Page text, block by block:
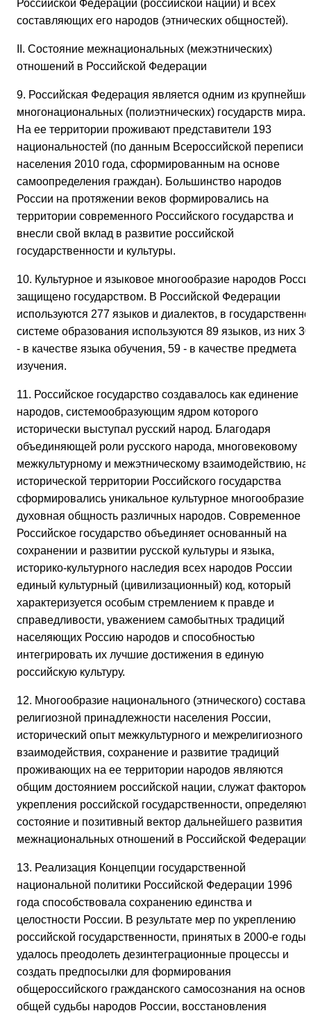
Российской Федерации (российской нации) и всех
составляющих его народов (этнических общностей).
II. Состояние межнациональных (межэтнических)
отношений в Российской Федерации
9. Российская Федерация является одним из
многонациональных (полиэтнических) государств мира.
На ее территории проживают представители 193
национальностей (по данным Всероссийской переписи
населения 2010 года, сформированным на основе
самоопределения граждан). Большинство народов
России на протяжении веков формировались на
территории современного Российского государства и
внесли свой вклад в развитие российской
государственности и культуры.
10. Культурное и языковое многообразие народов
защищено государством. В Российской Федерации
используются 277 языков и диалектов, в
системе образования используются 89 языков, из них 30
- в качестве языка обучения, 59 - в качестве предмета
изучения.
11. Российское государство создавалось как единение
народов, системообразующим ядром которого
исторически выступал русский народ. Благодаря
объединяющей роли русского народа, многовековому
межкультурному и межэтническому взаимодействию, на
исторической территории Российского государства
сформировались уникальное культурное многообразие
духовная общность различных народов. Современное
Российское государство объединяет основанный на
сохранении и развитии русской культуры и языка,
историко-культурного наследия всех народов России
единый культурный (цивилизационный) код, который
характеризуется особым стремлением к правде и
справедливости, уважением самобытных традиций
населяющих Россию народов и способностью
интегрировать их лучшие достижения в единую
российскую культуру.
12. Многообразие национального (этнического) состава
религиозной принадлежности населения России,
исторический опыт межкультурного и межрелигиозного
взаимодействия, сохранение и развитие традиций
проживающих на ее территории народов являются
общим достоянием российской нации, служат фактором
укрепления российской государственности, определяют
состояние и позитивный вектор дальнейшего развития
межнациональных отношений в Российской Федерации.
13. Реализация Концепции государственной
национальной политики Российской Федерации 1996
года способствовала сохранению единства и
целостности России. В результате мер по укреплению
российской государственности, принятых в 2000-е годы,
удалось преодолеть дезинтеграционные процессы и
создать предпосылки для формирования
общероссийского гражданского самосознания на основе
общей судьбы народов России, восстановления